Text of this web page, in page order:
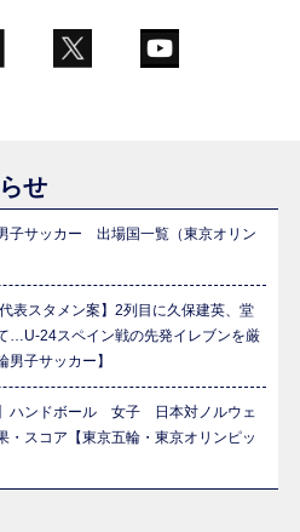
せ
サッカー 出場国一覧（東京オリン
代表スタメン案】2列目に久保建英、堂
…U-24スペイン戦の先発イレブンを厳
男子サッカー】
】ハンドボール 女子 日本対ノルウェ
スコア【東京五輪・東京オリンピッ